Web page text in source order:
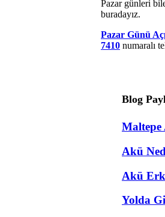
Pazar günleri
buradayız.
Pazar Günü
7410 numaralı
Blog
Akü
Akü
Yolda